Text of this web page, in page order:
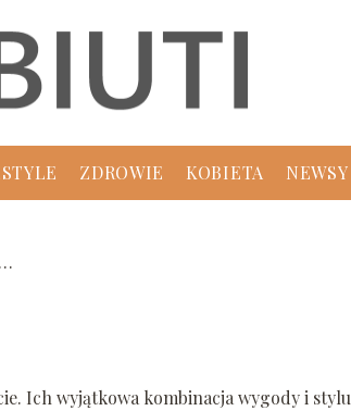
ZDROWIE KOBIETA NEWSY
wybór na
Ich wyjątkowa kombinacja wygody i stylu